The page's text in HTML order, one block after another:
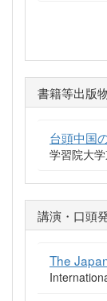
書籍等出版
台頭中国
学習院大
講演・口頭
The